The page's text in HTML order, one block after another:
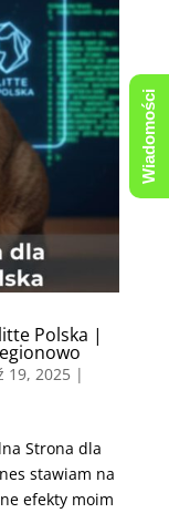
Polska |
19, 2025|
Strona dla
stawiam na
efekty moim
Wiadomości